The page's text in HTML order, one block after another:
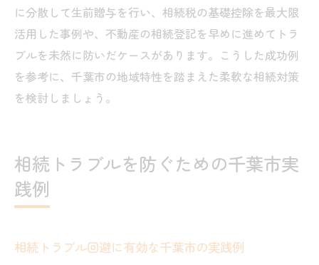
に分散して生前贈与を行い、相続税の基礎控除を最大限
活用した事例や、不動産の相続登記を早めに進めてトラ
ブルを未然に防いだケースがあります。こうした成功例
を参考に、千葉市の地域特性を踏まえた柔軟な相続対策
を検討しましょう。
相続トラブルを防ぐための千葉市実
践例
相続トラブル回避に有効な千葉市の実践例